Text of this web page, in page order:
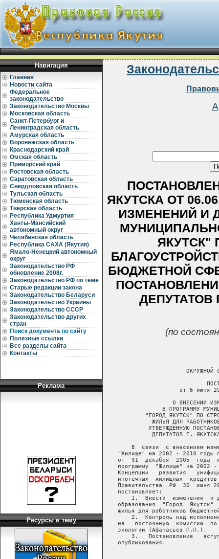
Навигация
Главная
Новости сайта
Федеральное
законодательство
Законодательство Москвы
Московская область
Санкт-Петербург и
Ленинградская область
Амурская область
Воронежская область
Краснодарский край
Омская область
Приморский край
Ростовская область
Саратовская область
Свердловская область
Тульская область
Тюменская область
Тверская область
Республика Удмуртия
Ханты-Мансийский
автономный округ
Челябинская область
Республика САХА (Якутия)
Ямало-Ненецкий автономный
округ
Законодательство РФ
обновление 2008г.
Законодательство РФ по теме
Старые редакции закона
Законодательство Беларуси
Законодательство Украины
Законодательство СССР
Законодательство других
стран
Поиск документа по сайту
Полезные ссылки
Все разделы сайта
Контакты
Реклама
Ресурсы в тему
ЯКУТСКА ОТ
ИЗМЕНЕНИЙ И
ЯКУТСК"
БЮДЖЕТНОЙ
ДЕПУТАТОВ
(по